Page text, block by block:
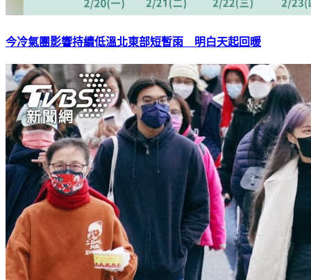
今冷氣團影響持續低溫北東部短暫雨 明白天起回暖